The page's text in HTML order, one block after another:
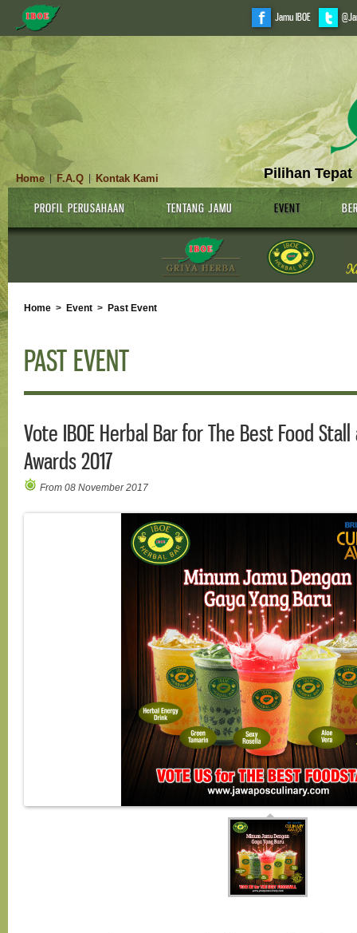
Jamu IBOE
Pilihan Tepat
Home |F.A.Q Kontak Kami
PROFIL PERUSAHAAN TENTANG JAMU EVENT
Home > Event > Past Event
PAST EVENT
Vote IBOE Herbal Bar for The Best Food
Awards 2017
From 08 November 2017